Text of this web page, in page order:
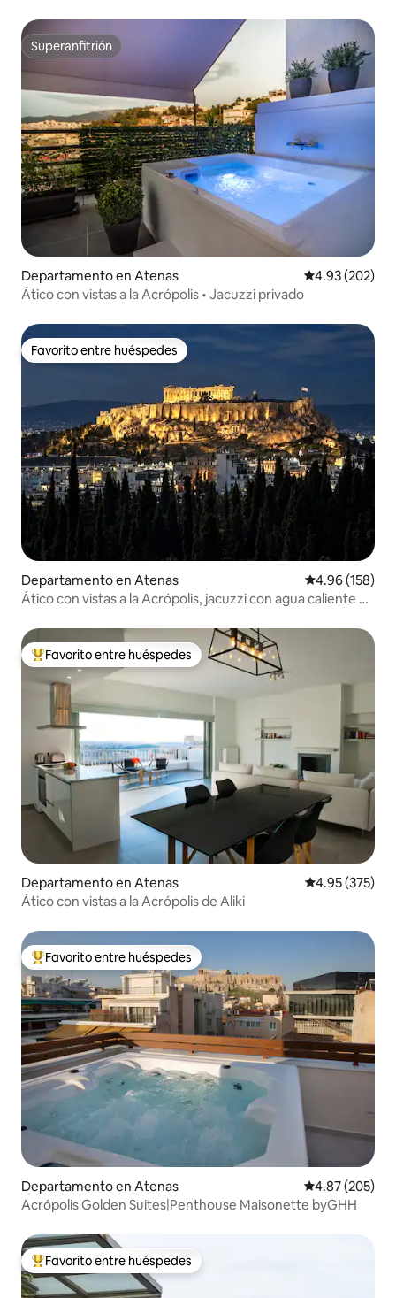
Superanfitrión
Superanfitrión
Departamento en Atenas Calificación
4.93 (202)
Ático con vistas a la Acrópolis • Jacuzzi privado
Favorito entre huéspedes
Favorito entre huéspedes
Departamento en Atenas Calificación
4.96 (158)
Ático con vistas a la Acrópolis, jacuzzi con agua caliente y
De los mejores en Favorito entre huéspedes
Favorito entre huéspedes
Departamento en Atenas Calificación
4.95 (375)
Ático con vistas a la Acrópolis de Aliki
De los mejores en Favorito entre huéspedes
Favorito entre huéspedes
Departamento en Atenas Calificación
4.87 (205)
Acrópolis Golden Suites|Penthouse Maisonette byGHH
De los mejores en Favorito entre huéspedes
Favorito entre huéspedes